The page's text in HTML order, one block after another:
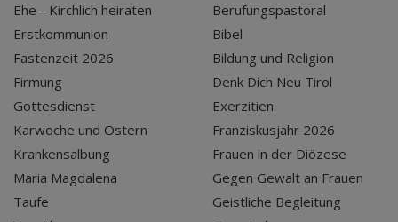
Ehe - Kirchlich heiraten
Erstkommunion
Fastenzeit 2026
Firmung
Gottesdienst
Karwoche und Ostern
Krankensalbung
Maria Magdalena
Taufe
Berufungspastoral
Bibel
Bildung und Religion
Denk Dich Neu Tirol
Exerzitien
Franziskusjahr 2026
Frauen in der Diözese
Gegen Gewalt an Frauen
Geistliche Begleitung